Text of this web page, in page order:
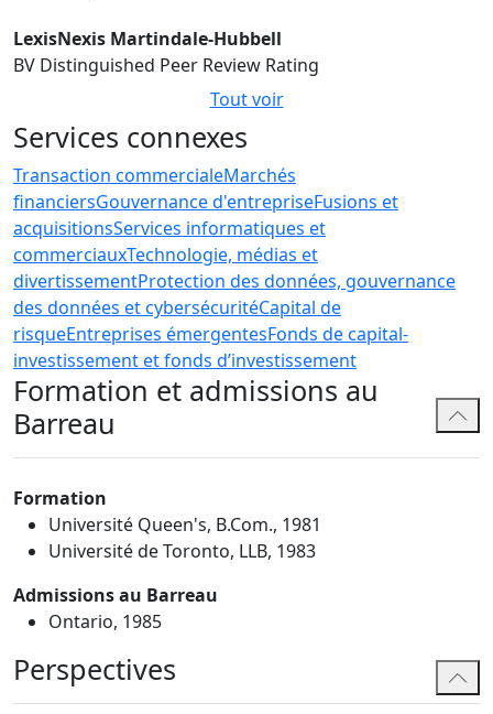
LexisNexis Martindale-Hubbell
BV Distinguished Peer Review Rating
Tout voir
Services connexes
Transaction commercialeMarchés
financiersGouvernance d'entrepriseFusions et
acquisitionsServices informatiques et
commerciauxTechnologie, médias et
divertissementProtection des données, gouvernance
des données et cybersécuritéCapital de
risqueEntreprises émergentesFonds de capital-
investissement et fonds d’investissement
Formation et admissions au
Barreau
Formation
Université Queen's, B.Com., 1981
Université de Toronto, LLB, 1983
Admissions au Barreau
Ontario, 1985
Perspectives